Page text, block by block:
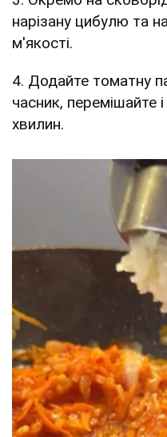
нарізану цибулю та
м'якості.
4. Додайте томатну
часник, перемішайте
хвилин.